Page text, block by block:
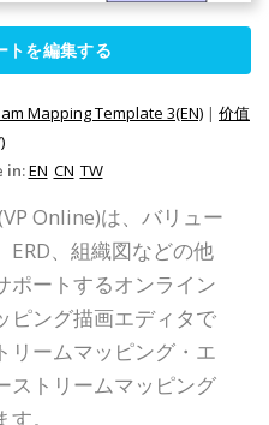
トを編集する
Mapping Template 3(EN) | 价值
in:EN CN TW
Online)は、バリュー
ERD、組織図などの他
ポートするオンライン
ピング描画エディタで
リームマッピング・エ
ストリームマッピング
。